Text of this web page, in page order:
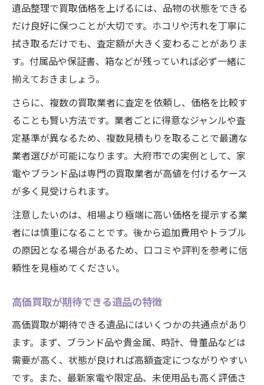
遺品整理で買取価格を上げるには、品物の状態をできる
だけ良好に保つことが大切です。ホコリや汚れを丁寧に
拭き取るだけでも、査定額が大きく変わることがありま
す。付属品や保証書、箱などが残っていれば必ず一緒に
揃えておきましょう。
さらに、複数の買取業者に査定を依頼し、価格を比較す
ることも賢い方法です。業者ごとに得意なジャンルや査
定基準が異なるため、複数見積もりを取ることで最適な
業者選びが可能になります。大府市での実例として、家
電やブランド品は専門の買取業者が高値を付けるケース
が多く見受けられます。
注意したいのは、相場より極端に高い価格を提示する業
者には慎重になることです。後から追加費用やトラブル
の原因となる場合があるため、口コミや評判を参考に信
頼性を見極めてください。
高価買取が期待できる遺品の特徴
高価買取が期待できる遺品にはいくつかの共通点があり
ます。まず、ブランド品や貴金属、時計、骨董品などは
需要が高く、状態が良ければ高額査定につながりやすい
です。また、最新家電や限定品、未使用品も高く評価さ